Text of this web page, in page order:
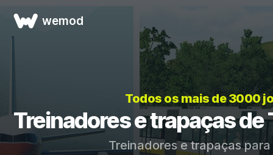
wemod
Todos os mais de 3000
Treinadores e trapaças de
Treinadores e trapaças para